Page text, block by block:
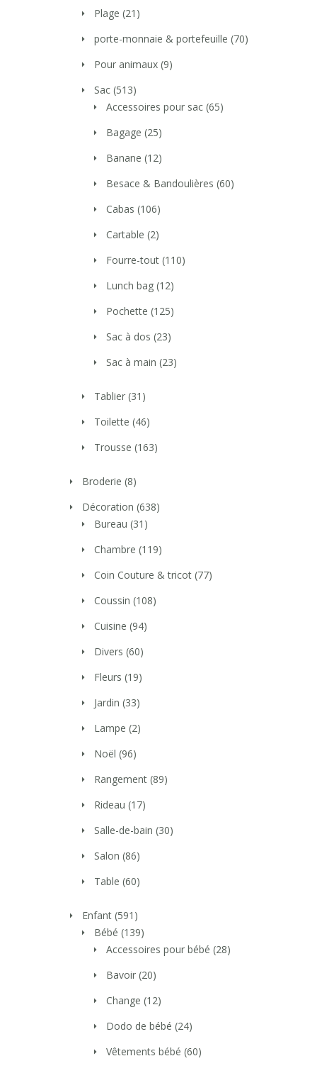
Plage (21)
porte-monnaie & portefeuille (70)
Pour animaux (9)
Sac (513)
Accessoires pour sac (65)
Bagage (25)
Banane (12)
Besace & Bandoulières (60)
Cabas (106)
Cartable (2)
Fourre-tout (110)
Lunch bag (12)
Pochette (125)
Sac à dos (23)
Sac à main (23)
Tablier (31)
Toilette (46)
Trousse (163)
Broderie (8)
Décoration (638)
Bureau (31)
Chambre (119)
Coin Couture & tricot (77)
Coussin (108)
Cuisine (94)
Divers (60)
Fleurs (19)
Jardin (33)
Lampe (2)
Noël (96)
Rangement (89)
Rideau (17)
Salle-de-bain (30)
Salon (86)
Table (60)
Enfant (591)
Bébé (139)
Accessoires pour bébé (28)
Bavoir (20)
Change (12)
Dodo de bébé (24)
Vêtements bébé (60)